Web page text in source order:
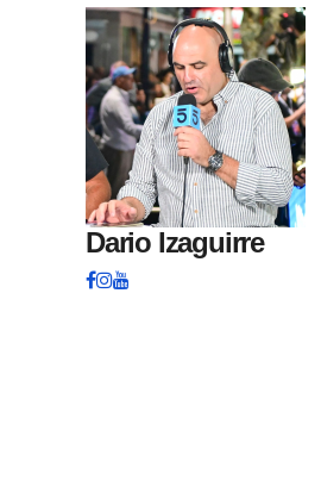
Dario Izaguirre